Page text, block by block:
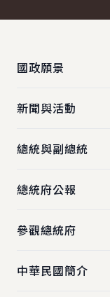
國政願景
新聞與活動
總統與副總統
總統府公報
參觀總統府
中華民國簡介